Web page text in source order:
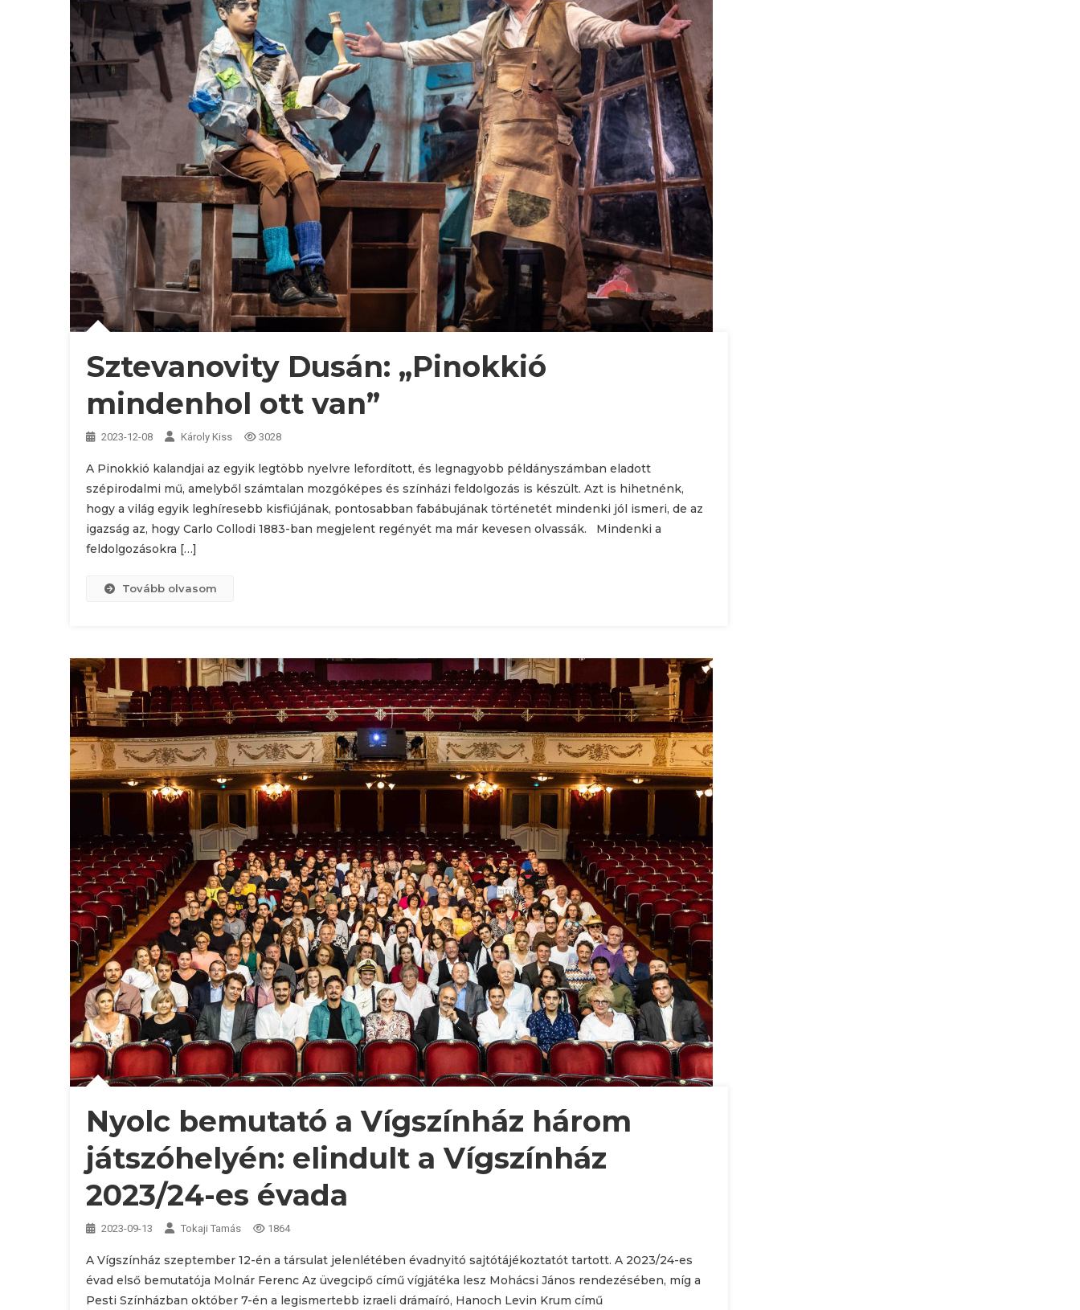
Sztevanovity Dusán: „Pinokkió
mindenhol ott van”
2023-12-08 Károly Kiss 3028
A Pinokkió kalandjai az egyik legtöbb nyelvre lefordított, és legnagyobb példányszámban eladott
szépirodalmi mű, amelyből számtalan mozgóképes és színházi feldolgozás is készült. Azt is hihetnénk,
hogy a világ egyik leghíresebb kisfiújának, pontosabban fabábujának történetét mindenki jól ismeri, de az
igazság az, hogy Carlo Collodi 1883-ban megjelent regényét ma már kevesen olvassák. Mindenki a
feldolgozásokra […]
Tovább olvasom
Nyolc bemutató a Vígszínház három
játszóhelyén: elindult a Vígszínház
2023/24-es évada
2023-09-13 Tokaji Tamás 1864
A Vígszínház szeptember 12-én a társulat jelenlétében évadnyitó sajtótájékoztatót tartott. A 2023/24-es
évad első bemutatója Molnár Ferenc Az üvegcipő című vígjátéka lesz Mohácsi János rendezésében, míg a
Pesti Színházban október 7-én a legismertebb izraeli drámaíró, Hanoch Levin Krum című